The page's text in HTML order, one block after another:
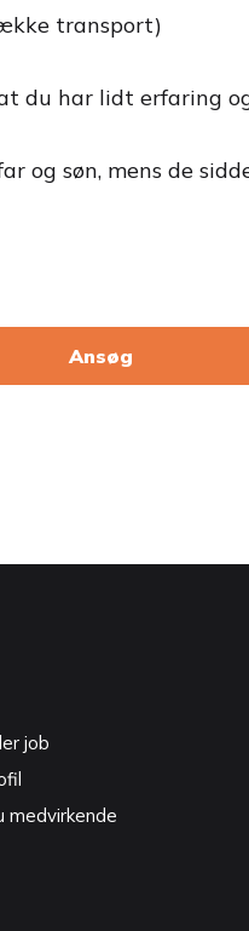
transport)
du har lidt erfaring
og søn, mens de
Ansøg
job
medvirkende